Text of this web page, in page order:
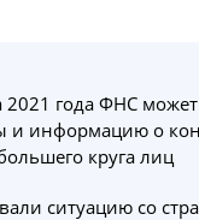
2021 года ФНС
и информацию о
круга лиц
ситуацию со